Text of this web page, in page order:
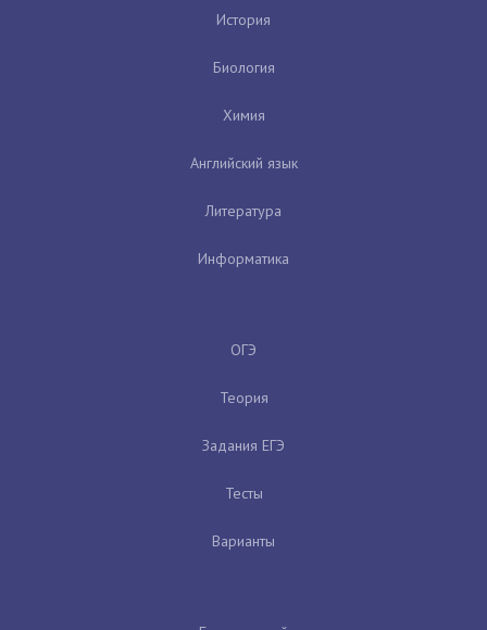
История
Биология
Химия
Английский язык
Литература
Информатика
ОГЭ
Теория
Задания ЕГЭ
Тесты
Варианты